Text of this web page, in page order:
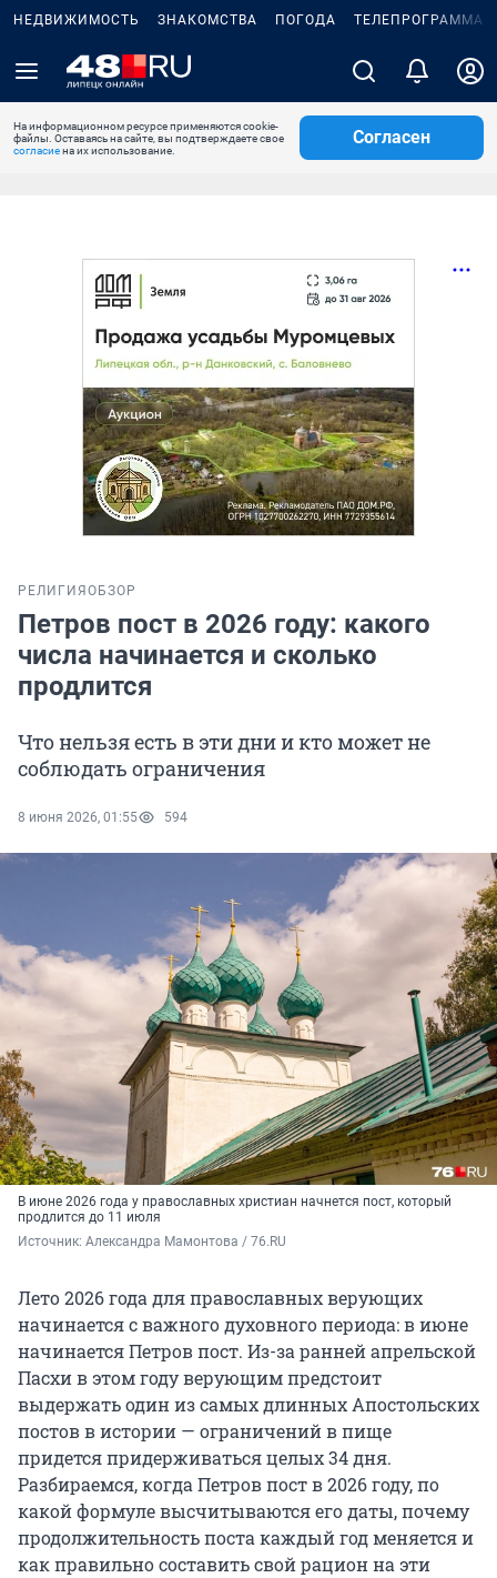
НЕДВИЖИМОСТЬ ЗНАКОМСТВА ПОГОДА ТЕЛЕПРОГРАММА
На информационном ресурсе применяются cookie-
файлы. Оставаясь на сайте, вы подтверждаете свое
согласиена их использование.
Согласен
РЕЛИГИЯ ОБЗОР
Петров пост в 2026 году: какого
числа начинается и сколько
продлится
Что нельзя есть в эти дни и кто может не
соблюдать ограничения
8 июня 2026, 01:55 594
В июне 2026 года у православных христиан начнется пост, который
продлится до 11 июля
Источник: Александра Мамонтова / 76.RU
Лето 2026 года для православных верующих
начинается с важного духовного периода: в июне
начинается Петров пост. Из-за ранней апрельской
Пасхи в этом году верующим предстоит
выдержать один из самых длинных Апостольских
постов в истории — ограничений в пище
придется придерживаться целых 34 дня.
Разбираемся, когда Петров пост в 2026 году, по
какой формуле высчитываются его даты, почему
продолжительность поста каждый год меняется и
как правильно составить свой рацион на эти